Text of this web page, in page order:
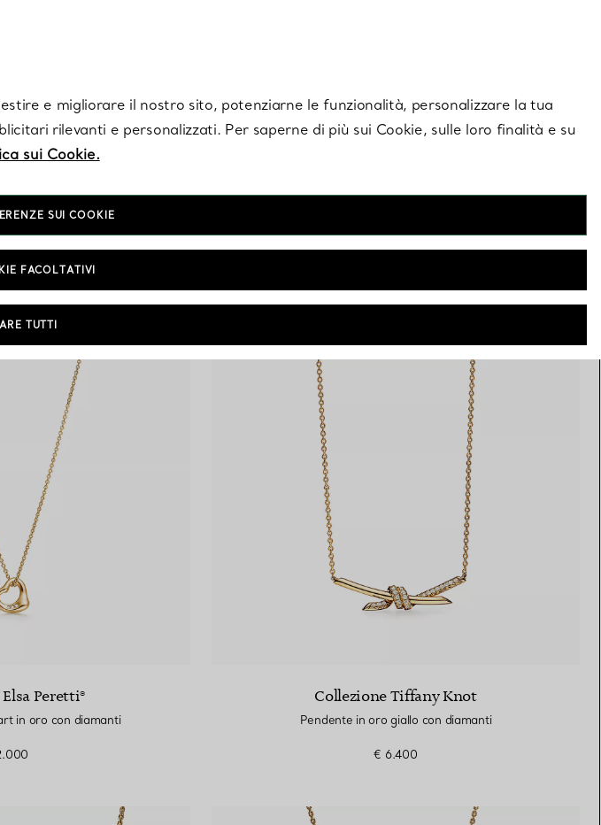
Eternity Rings
Come scegliere il tuo anello di
fidanzamento
in Oro con
FILTRI
Peretti®
in oro con diamanti
Collezione Tiffany Knot
Pendente in oro giallo con diamanti
€ 6.400
e migliorare il nostro sito, potenziarne le funzionalità, personalizzare la tua
rilevanti e personalizzati. Per saperne di più sui Cookie, sulle loro finalità e su
sui Cookie.
SUI COOKIE
FACOLTATIVI
TUTTI